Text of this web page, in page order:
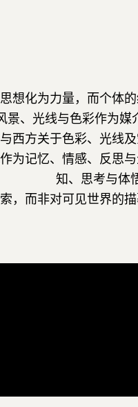
想化为力量，而个体
、光线与色彩作为
与西方关于色彩、光线
为记忆、情感、反思
知、思考与体
，而非对可见世界的
更像是一种由内而外